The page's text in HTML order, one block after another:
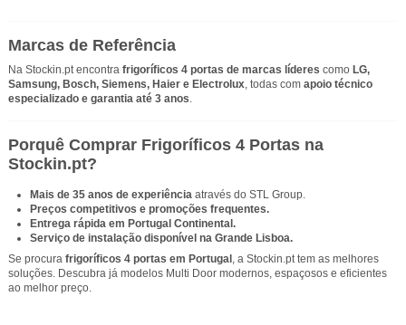
Marcas de Referência
Na Stockin.pt encontra frigoríficos 4 portas de marcas líderes como LG,
Samsung, Bosch, Siemens, Haier e Electrolux, todas com apoio técnico
especializado e garantia até 3 anos.
Porquê Comprar Frigoríficos 4 Portas na
Stockin.pt?
Mais de 35 anos de experiência através do STL Group.
Preços competitivos e promoções frequentes.
Entrega rápida em Portugal Continental.
Serviço de instalação disponível na Grande Lisboa.
Se procura frigoríficos 4 portas em Portugal , a Stockin.pt tem as melhores
soluções. Descubra já modelos Multi Door modernos, espaçosos e eficientes
ao melhor preço.